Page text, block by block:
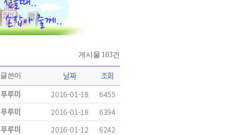
게시물 103건
글쓴이 날짜
조회
푸루미 2016-01-18
6455
푸루미 2016-01-18
6394
푸루미 2016-01-12
6242